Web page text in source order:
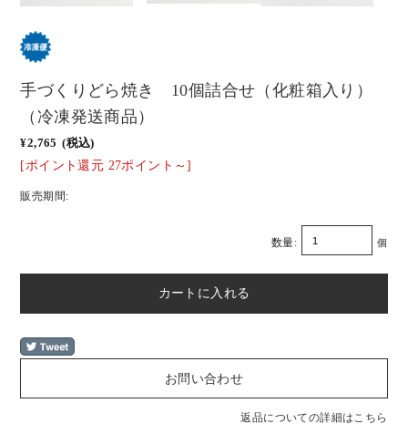
手づくりどら焼き 10個詰合せ（化粧箱入り）
（冷凍発送商品）
¥2,765 (税込)
[ポイント還元 27ポイント～]
販売期間:
数量: 個
返品についての詳細はこちら